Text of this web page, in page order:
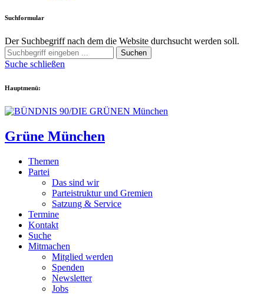
Suchformular
Der Suchbegriff nach dem die Website durchsucht werden soll.
Suchen
Suche schließen
Hauptmenü:
Grüne München
Themen
Partei
Das sind wir
Parteistruktur und Gremien
Satzung & Service
Termine
Kontakt
Suche
Mitmachen
Mitglied werden
Spenden
Newsletter
Jobs